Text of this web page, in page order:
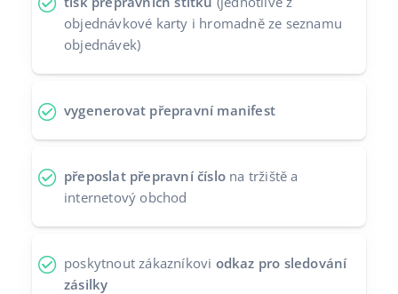
Móda
Audit účtu
Kalkulačka růstu tržeb a úspor s Base
Partneři
español (AR)
Italiano
polski
português (BR)
română
objednávkové karty i hromadně ze seznamu
objednávek)
vygenerovat přepravní manifest
přeposlat přepravní číslo na tržiště a
internetový obchod
poskytnout zákazníkovi odkaz pro sledování
zásilky